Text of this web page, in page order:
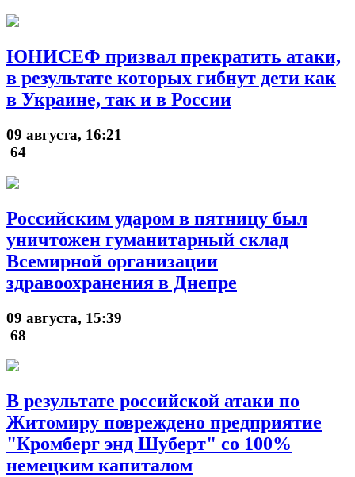
ЮНИСЕФ призвал прекратить атаки,
в результате которых гибнут дети как
в Украине, так и в России
09 августа, 16:21
64
Российским ударом в пятницу был
уничтожен гуманитарный склад
Всемирной организации
здравоохранения в Днепре
09 августа, 15:39
68
В результате российской атаки по
Житомиру повреждено предприятие
"Кромберг энд Шуберт" со 100%
немецким капиталом